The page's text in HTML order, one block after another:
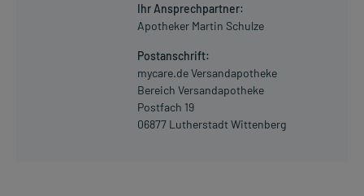
Ihr Ansprechpartner:
Apotheker Martin Schulze
Postanschrift:
mycare.de Versandapotheke
Bereich Versandapotheke
Postfach 19
06877 Lutherstadt Wittenberg